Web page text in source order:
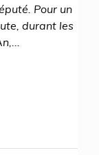
Pour un
durant les